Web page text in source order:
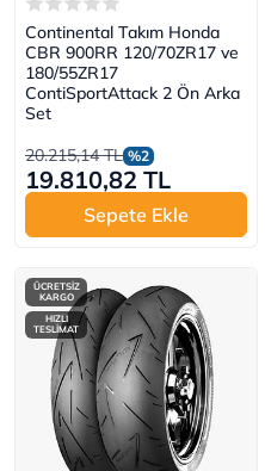
Continental Takım Honda
CBR 900RR 120/70ZR17 ve
180/55ZR17
ContiSportAttack 2 Ön Arka
Set
20.215,14 TL %2
19.810,82 TL
Sepete Ekle
ÜCRETSİZ
KARGO
HIZLI
TESLİMAT